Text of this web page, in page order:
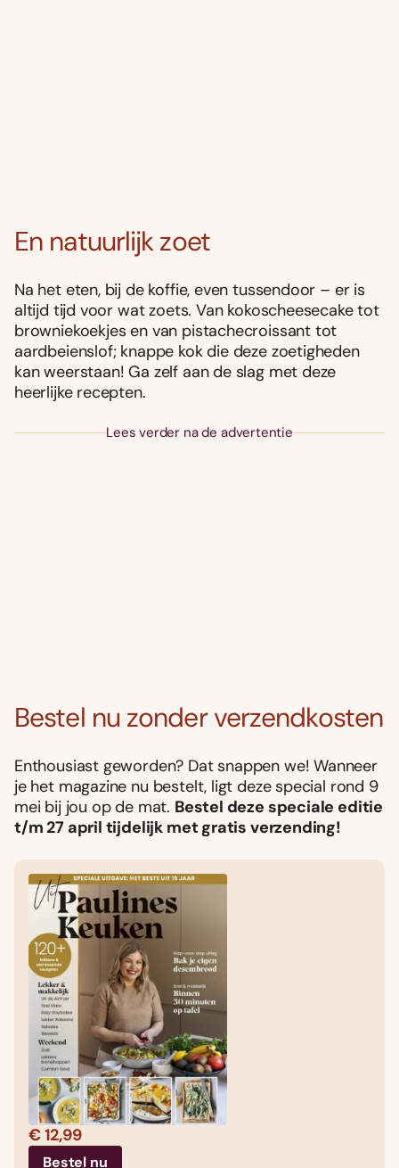
En natuurlijk zoet
Na het eten, bij de koffie, even tussendoor – er is
altijd tijd voor wat zoets. Van kokoscheesecake tot
browniekoekjes en van pistachecroissant tot
aardbeienslof; knappe kok die deze zoetigheden
kan weerstaan! Ga zelf aan de slag met deze
heerlijke recepten.
Lees verder na de advertentie
Bestel nu zonder verzendkosten
Enthousiast geworden? Dat snappen we! Wanneer
je het magazine nu bestelt, ligt deze special rond 9
mei bij jou op de mat. Bestel deze speciale editie
t/m 27 april tijdelijk met gratis verzending!
€ 12,99
Bestel nu